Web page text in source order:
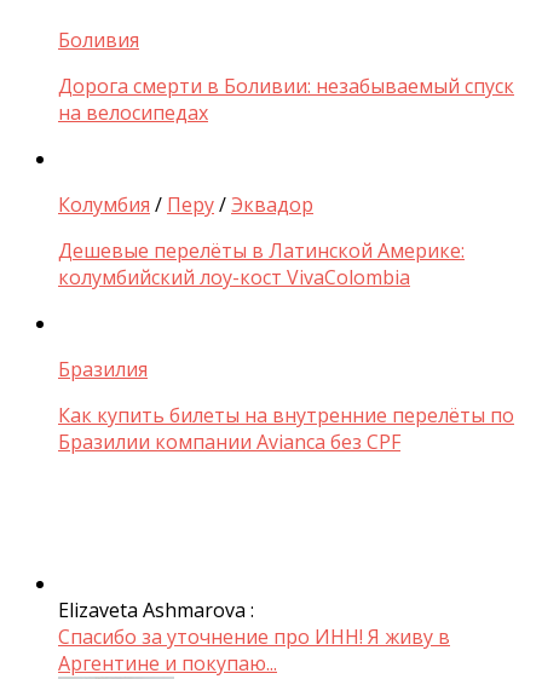
Боливия
Дорога смерти в Боливии: незабываемый спуск
на велосипедах
Колумбия / Перу/Эквадор
Дешевые перелёты в Латинской Америке:
колумбийский лоу-кост VivaColombia
Бразилия
Как купить билеты на внутренние перелёты по
Бразилии компании Avianca без CPF
Elizaveta Ashmarova :
Спасибо за уточнение про ИНН! Я живу в
Аргентине и покупаю...